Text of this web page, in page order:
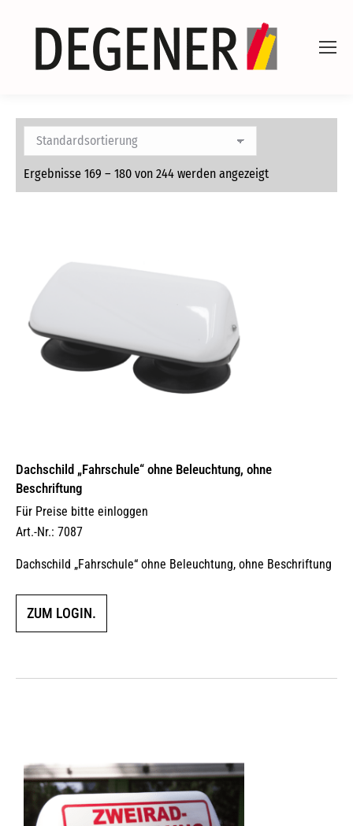
Ergebnisse 169 – 180 von 244 werden angezeigt
Dachschild „Fahrschule“ ohne Beleuchtung, ohne
Beschriftung
Für Preise bitte einloggen
Art.-Nr.: 7087
Dachschild „Fahrschule“ ohne Beleuchtung, ohne Beschriftung
ZUM LOGIN.